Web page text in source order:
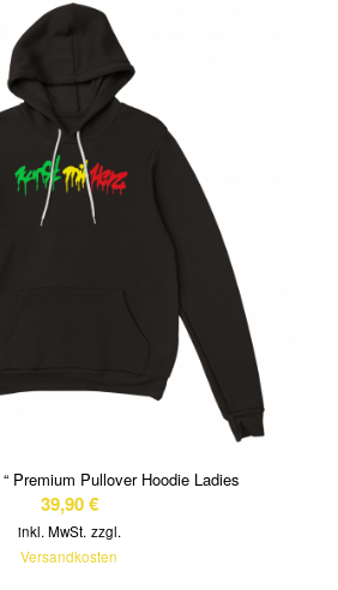
Premium Pullover Hoodie Ladies
39,90€
inkl. MwSt. zzgl.
Versandkosten